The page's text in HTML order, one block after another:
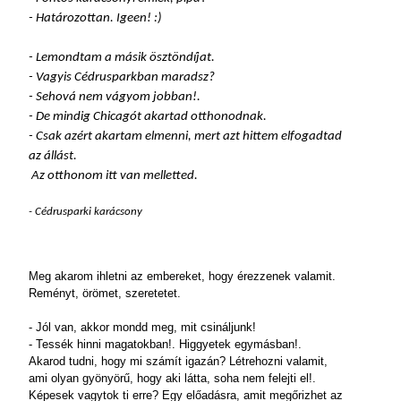
- Határozottan. Igeen! :)
- Lemondtam a másik ösztöndíjat.
- Vagyis Cédrusparkban maradsz?
- Sehová nem vágyom jobban!.
- De mindig Chicagót akartad otthonodnak.
- Csak azért akartam elmenni, mert azt hittem elfogadtad
az állást.
Az otthonom itt van melletted.
- Cédrusparki karácsony
Meg akarom ihletni az embereket, hogy érezzenek valamit.
Reményt, örömet, szeretetet.
- Jól van, akkor mondd meg, mit csináljunk!
- Tessék hinni magatokban!. Higgyetek egymásban!.
Akarod tudni, hogy mi számít igazán? Létrehozni valamit,
ami olyan gyönyörű, hogy aki látta, soha nem felejti el!.
Képesek vagytok ti erre? Egy előadásra, amit megőrizhet az